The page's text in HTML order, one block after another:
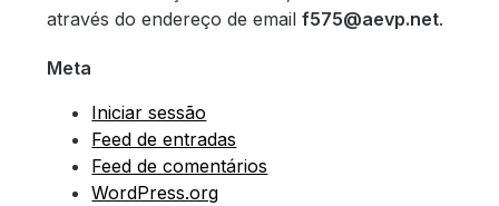
através do endereço de emailf575@aevp.net.
Meta
Iniciar sessão
Feed de entradas
Feed de comentários
WordPress.org